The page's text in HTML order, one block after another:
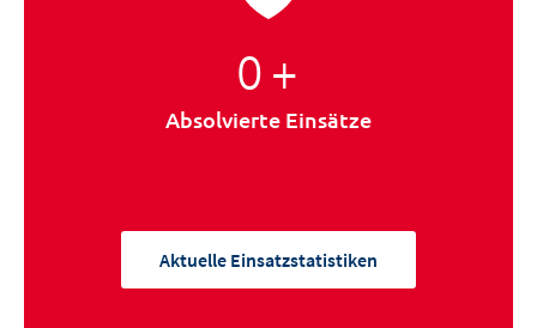
0 +
Absolvierte Einsätze
Aktuelle Einsatzstatistiken